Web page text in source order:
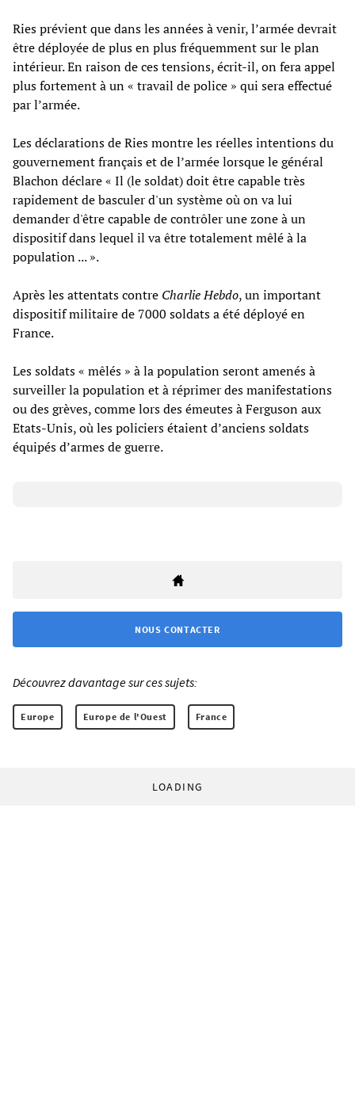
Ries prévient que dans les années à venir, l’armée devrait
être déployée de plus en plus fréquemment sur le plan
intérieur. En raison de ces tensions, écrit-il, on fera appel
plus fortement à un « travail de police » qui sera effectué
par l’armée.
Les déclarations de Ries montre les réelles intentions du
gouvernement français et de l’armée lorsque le général
Blachon déclare « Il (le soldat) doit être capable très
rapidement de basculer d'un système où on va lui
demander d'être capable de contrôler une zone à un
dispositif dans lequel il va être totalement mêlé à la
population ... ».
Après les attentats contre Charlie Hebdo, un important
dispositif militaire de 7000 soldats a été déployé en
France.
Les soldats « mêlés » à la population seront amenés à
surveiller la population et à réprimer des manifestations
ou des grèves, comme lors des émeutes à Ferguson aux
Etats-Unis, où les policiers étaient d’anciens soldats
équipés d’armes de guerre.
NOUS CONTACTER
Découvrez davantage sur ces sujets:
Europe Europe de l'Ouest France
LOADING